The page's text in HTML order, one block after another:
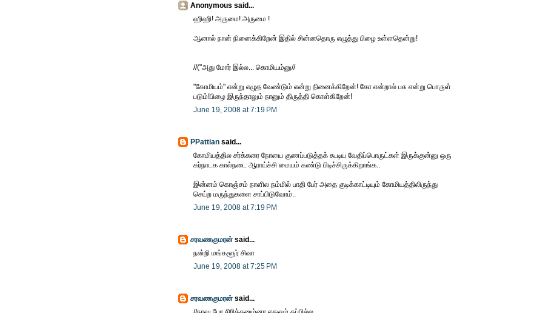
Anonymous said...
ஹிஹி! அருமை! அருமை !
ஆனால் நான் நினைக்கிறேன் இதில் சின்னதொரு எழுத்து பிழை உள்ளதென்று!
//("அது மோர் இல்ல... கொமியம்னு//
"கோமியம்" என்று எழுத வேண்டும் என்று நினைக்கிறேன்! கோ என்றால் பசு என்று பொருள்
படும்!பிழை இருந்தாலும் நானும் திருத்தி கொள்கிறேன்!
June 19, 2008 at 7:19 PM
PPattian said...
கோமியத்தில சர்க்கரை நோயை குணப்படுத்தக் கூடிய வேதிப்பொருட்கள் இருக்குன்னு ஒரு
கர்நாடக கால்நடை ஆராய்ச்சி மையம் கண்டு பிடிச்சிருக்கிறாங்க..
இன்னம் கொஞ்சம் நாளில நம்மில் பாதி பேர் அதை குடிக்காட்டியும் கோமியத்திலிருந்து
செய்ற மருந்துகளை சாப்பிடுவோம்..
June 19, 2008 at 7:19 PM
சரவணகுமரன் said...
நன்றி மங்களூர் சிவா
June 19, 2008 at 7:25 PM
சரவணகுமரன் said...